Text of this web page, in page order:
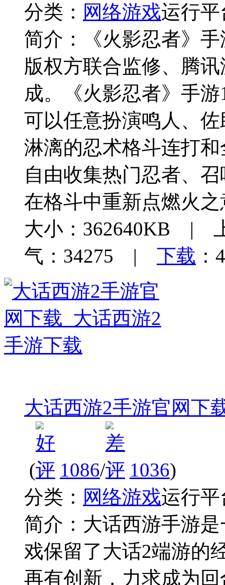
分类： 网络游戏运行平
简介：
《火影忍者》
版权方联合监修、腾
成。《火影忍者》手
可以任意扮演鸣人、
淋漓的忍术格斗连打
自由收集热门忍者、
在格斗中重新点燃火
大小：362640KB |
气：34275 | 下载 ：
大话西游2手游官网下
( 1086/ 1036)
分类： 网络游戏运行平
简介： 大话西游手游
戏保留了大话2端游的
再有创新，力求成为